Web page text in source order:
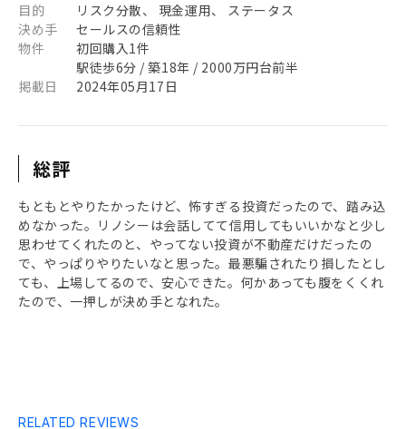
目的
リスク分散、 現金運用、 ステータス
決め手
セールスの信頼性
物件
初回購入1件
駅徒歩6分 / 築18年 / 2000万円台前半
掲載日
2024年05月17日
総評
もともとやりたかったけど、怖すぎる投資だったので、踏み込
めなかった。リノシーは会話してて信用してもいいかなと少し
思わせてくれたのと、やってない投資が不動産だけだったの
で、やっぱりやりたいなと思った。最悪騙されたり損したとし
ても、上場してるので、安心できた。何かあっても腹をくくれ
たので、一押しが決め手となれた。
RELATED REVIEWS